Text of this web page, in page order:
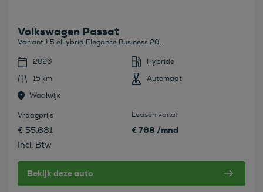
Volkswagen Passat
Variant 1.5 eHybrid Elegance Business 20...
2026
Hybride
15 km
Automaat
Waalwijk
Vraagprijs
€ 55.681
Incl. Btw
Leasen vanaf
€ 768 /mnd
Bekijk deze auto